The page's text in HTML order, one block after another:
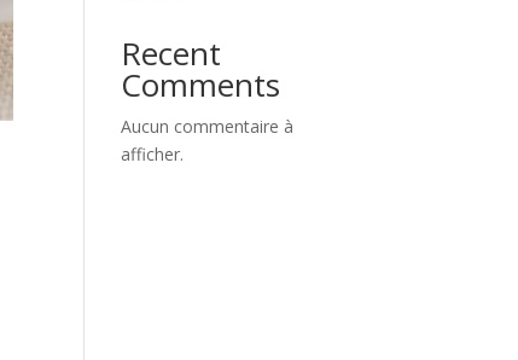
Recent
Comments
Aucun commentaire à
afficher.